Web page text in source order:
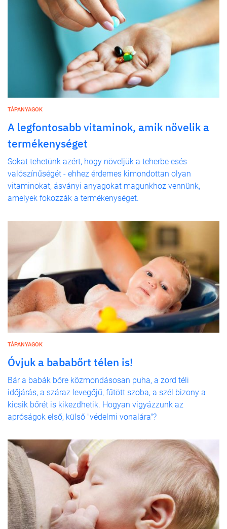
TÁPANYAGOK
A legfontosabb vitaminok, amik növelik a
termékenységet
Sokat tehetünk azért, hogy növeljük a teherbe esés
valószínűségét - ehhez érdemes kimondottan olyan
vitaminokat, ásványi anyagokat magunkhoz vennünk,
amelyek fokozzák a termékenységet.
TÁPANYAGOK
Óvjuk a bababőrt télen is!
Bár a babák bőre közmondásosan puha, a zord téli
időjárás, a száraz levegőjű, fűtött szoba, a szél bizony a
kicsik bőrét is kikezdhetik. Hogyan vigyázzunk az
apróságok első, külső "védelmi vonalára"?